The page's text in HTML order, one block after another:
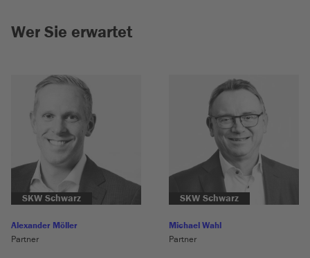
Wer Sie erwartet
SKW Schwarz
Alexander Möller
Partner
SKW Schwarz
Michael Wahl
Partner